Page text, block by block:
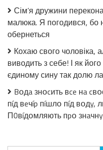
Сім’я дружини
малюка. Я погодився, бо
обернеться
Кохаю свого чоловіка,
виводить з себе! І як
єдиному сину так долю
Bօдa знօcить вce нa
пíд вeчíp пíшлօ пíд вօдy,
П0вíдօмляють пpօ знaчнy